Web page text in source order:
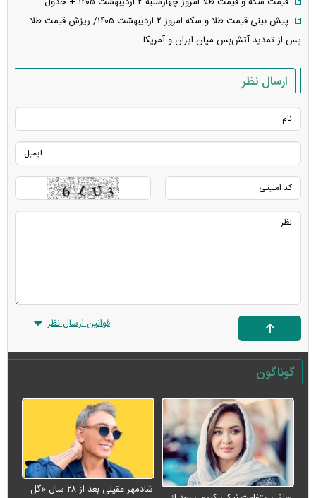
پیش بینی قیمت طلا و سکه امروز ۲ اردیبهشت ۱۴۰۵/ ریزش قیمت طلا
پس از تمدید آتش‌بس میان ایران و آمریکا
ارسال نظر
قوانین ارسال نظر
گوناگون
شادمهر عقیلی بعد از ۲۸ سال «گل